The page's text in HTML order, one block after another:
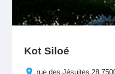
Kot Siloé
rue des Jésuites 28